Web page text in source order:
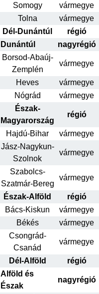
Somogy
vármegye
Tolna
vármegye
Dél-Dunántúl
régió
Dunántúl
nagyrégió
Borsod-Abaúj-
Zemplén
vármegye
Heves vármegye
Nógrád
vármegye
Észak-
Magyarország
régió
Hajdú-Bihar vármegye
Jász-Nagykun-
Szolnok
vármegye
Szabolcs-
Szatmár-Bereg
vármegye
Észak-Alföld régió
Bács-Kiskun
vármegye
Békés
vármegye
Csongrád-
Csanád
vármegye
Dél-Alföld régió
Alföld és
Észak
nagyrégió